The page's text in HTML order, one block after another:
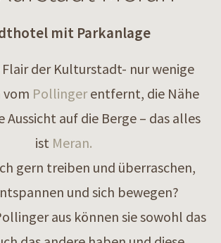
mit Parkanlage
Flair der Kulturstadt- nur wenige
vom Pollingerentfernt, die Nähe
Aussicht auf die Berge – das alles
ist Meran.
gern treiben und überraschen,
und sich bewegen?
aus können sie sowohl das